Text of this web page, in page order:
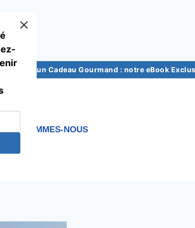
pour un Cadeau Gourmand : notre eBook
QUI SOMMES-NOUS